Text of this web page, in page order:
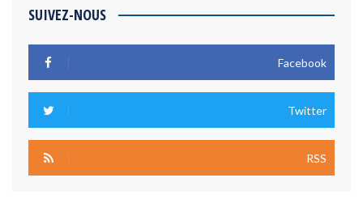
SUIVEZ-NOUS
Facebook
Twitter
RSS